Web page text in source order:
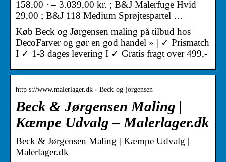
158,00 · – 3.039,00 kr. ; B&J Malerfuge Hvid
29,00 ; B&J 118 Medium Sprøjtespartel …
Køb Beck og Jørgensen maling på tilbud hos
DecoFarver og gør en god handel » | ✓ Prismatch
I ✓ 1-3 dages levering I ✓ Gratis fragt over 499,-
http s://www.malerlager.dk › Beck-og-jorgensen
Beck & Jørgensen Maling |
Kæmpe Udvalg – Malerlager.dk
Beck & Jørgensen Maling | Kæmpe Udvalg |
Malerlager.dk